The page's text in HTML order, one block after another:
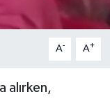
A- A+
alırken,